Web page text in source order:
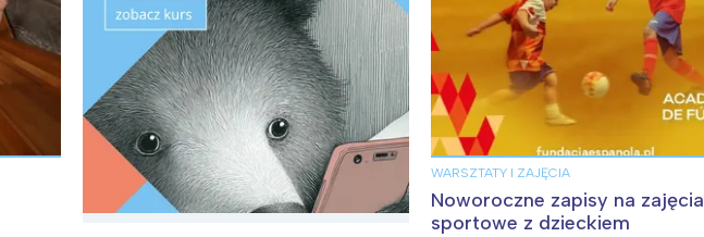
WARSZTATY I ZAJĘCIA
Noworoczne zapisy na zajęcia
sportowe z dzieckiem
Trójmiasto
Poznań
Wrocław
Południe
Północ
Wszystkie
Wybieram